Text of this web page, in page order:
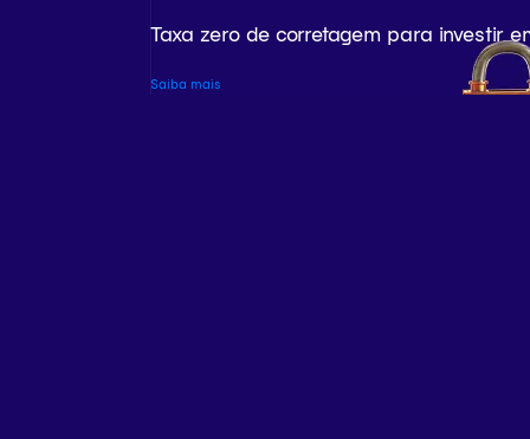
Taxa zero de corretagem para investir
Saiba mais